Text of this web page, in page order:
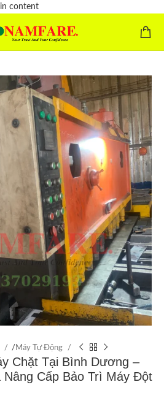
content
/ Máy Tự Động
Chặt Tại Bình Dương –
Cấp Bảo Trì Máy Đột